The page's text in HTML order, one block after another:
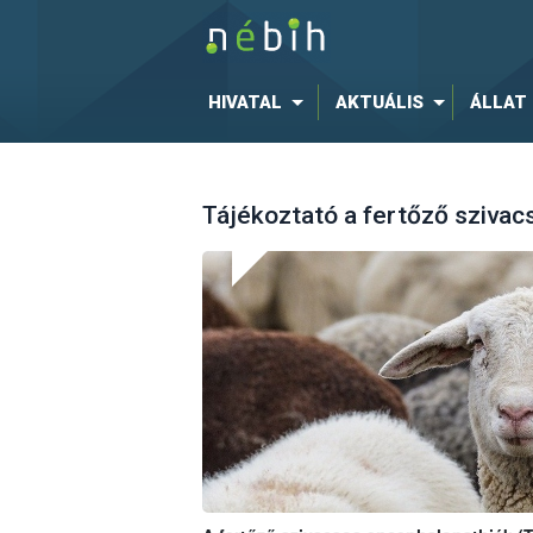
HIVATAL AKTUÁLIS ÁLLAT
Tájékoztató a fertőző